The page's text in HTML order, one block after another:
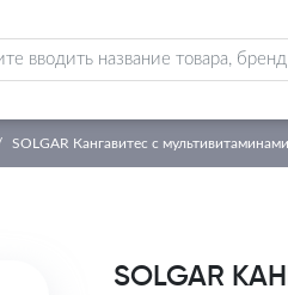
SOLGAR Кангавитес с
SOLGAR